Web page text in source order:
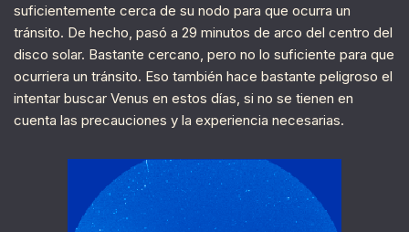
suficientemente cerca de su nodo para que ocurra un
tránsito. De hecho, pasó a 29 minutos de arco del centro del
disco solar. Bastante cercano, pero no lo suficiente para que
ocurriera un tránsito. Eso también hace bastante peligroso el
intentar buscar Venus en estos días, si no se tienen en
cuenta las precauciones y la experiencia necesarias.